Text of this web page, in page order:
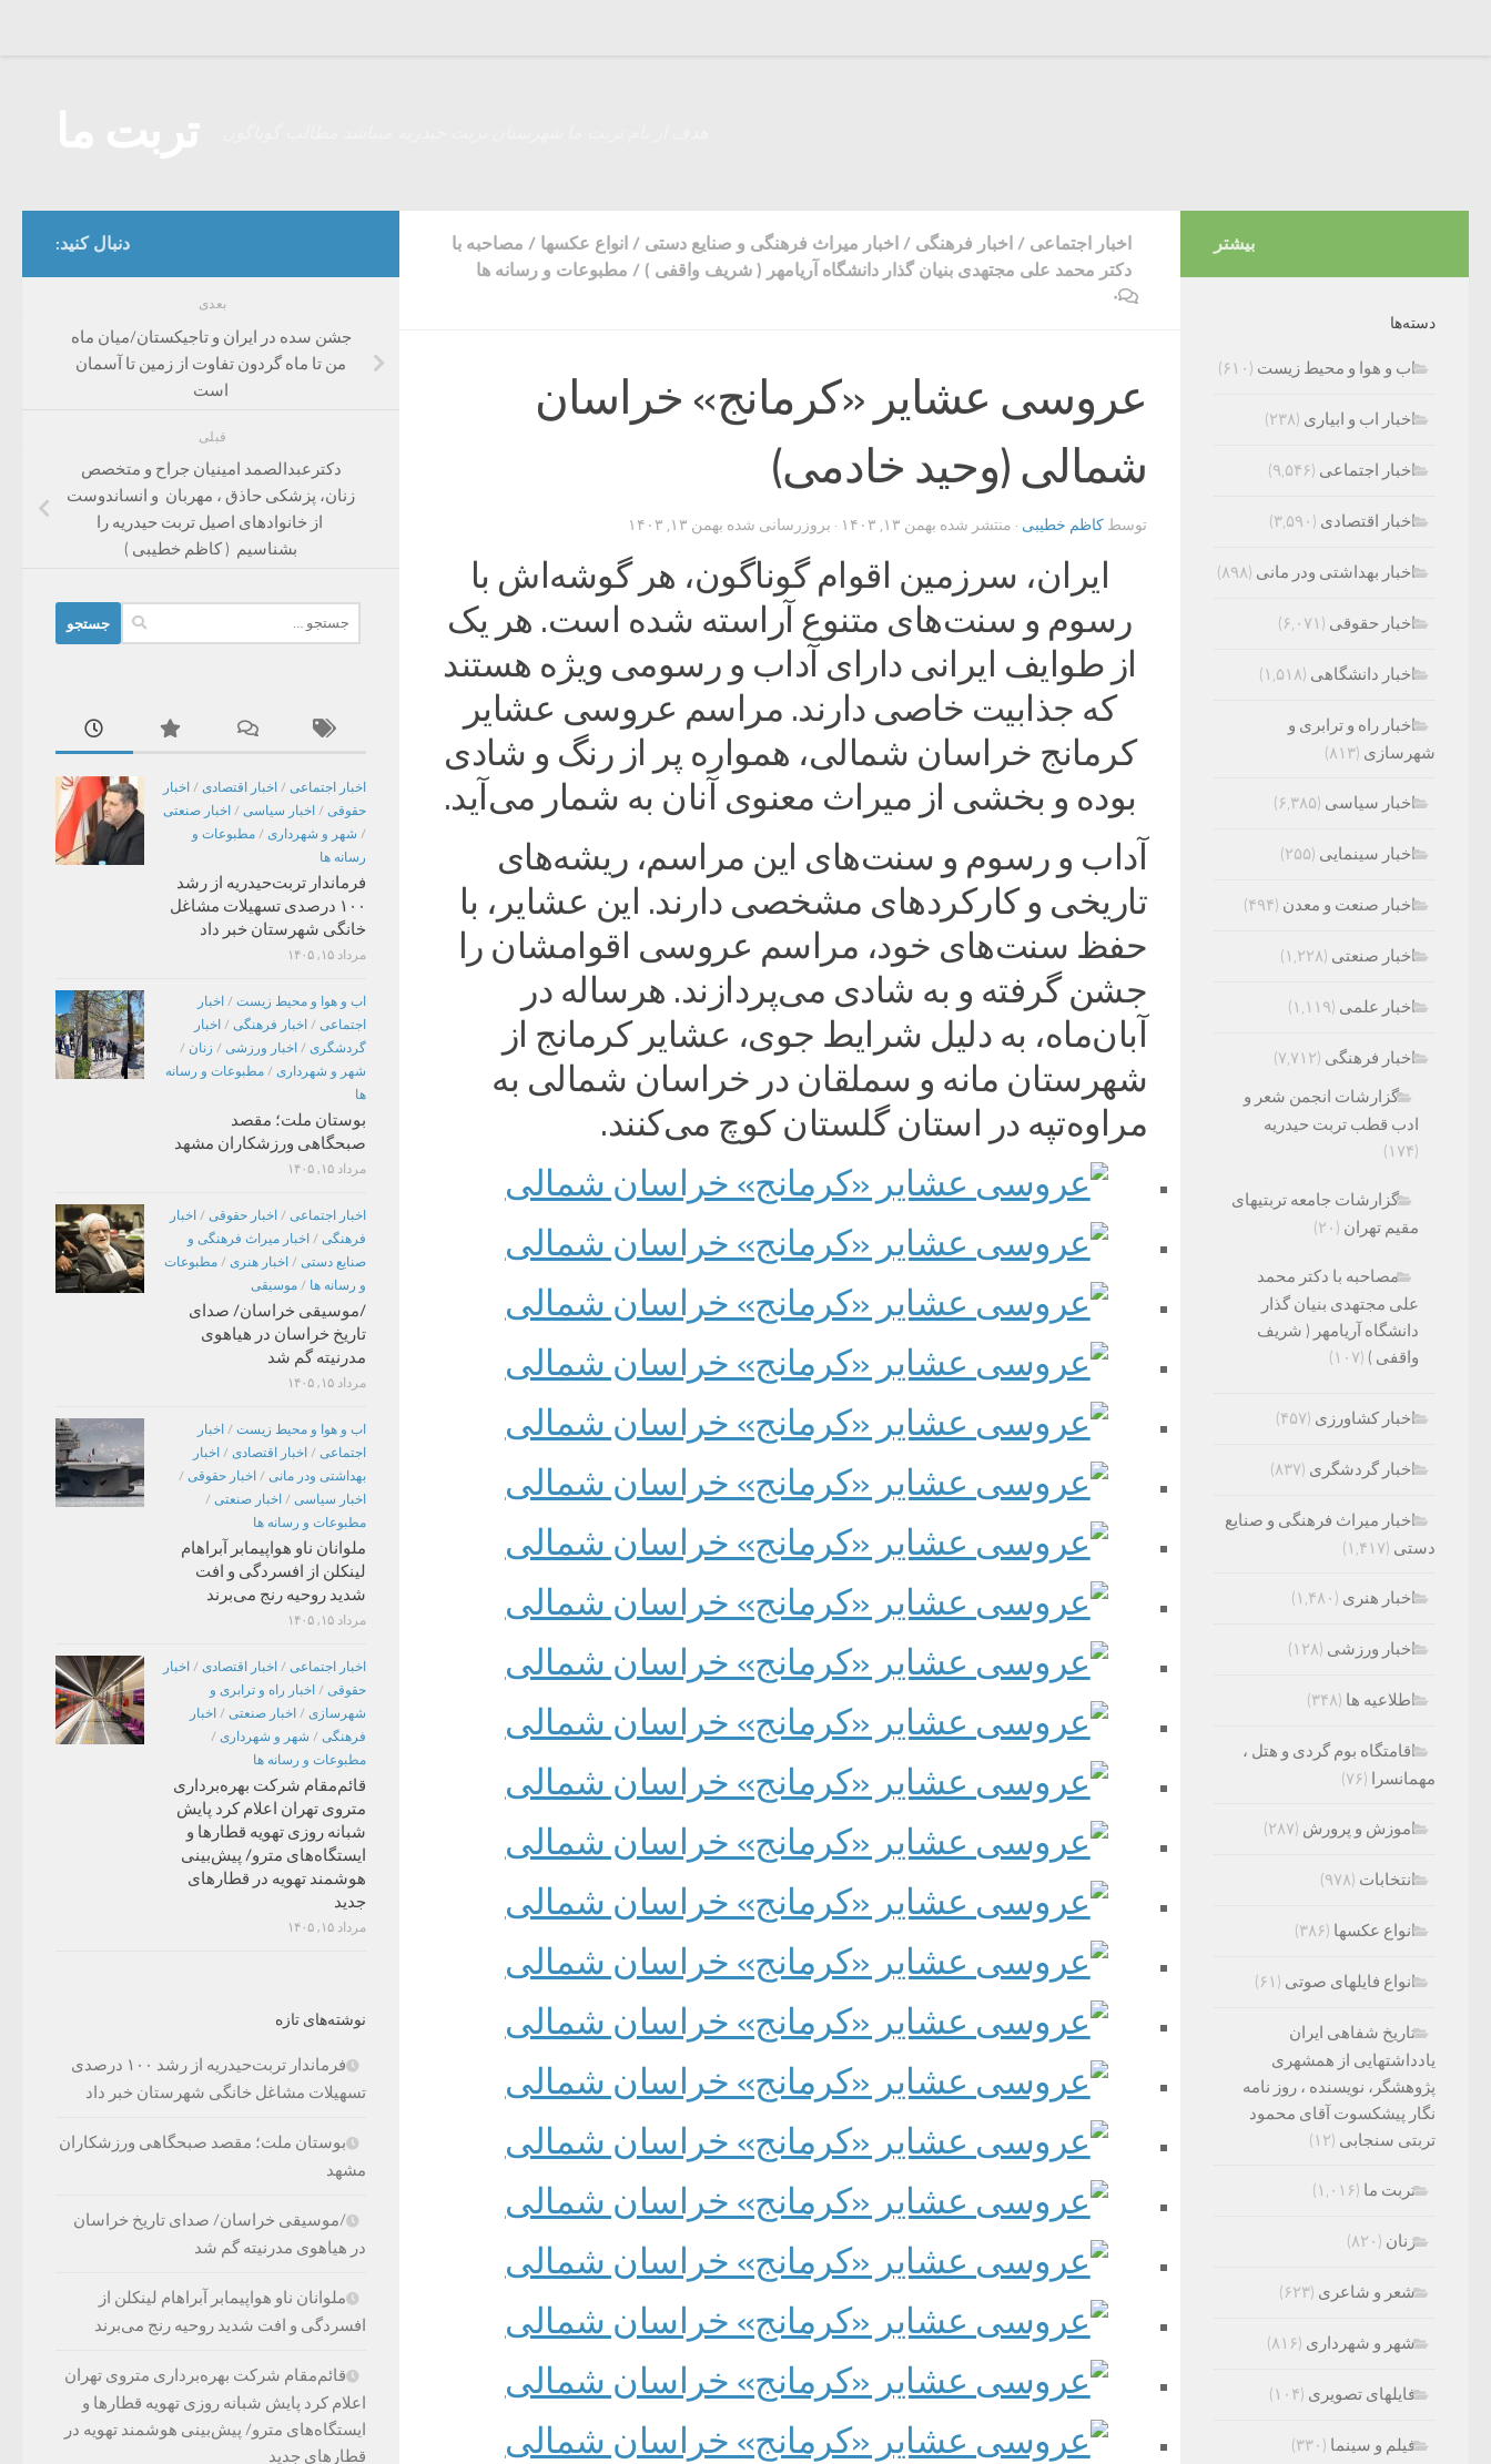
اخبار اجتماعی / اخبار فرهنگی / اخبار میراث فرهنگی و صنایع دستی / انواع عکسها / مصاحبه با
دکتر محمد علی مجتهدی بنیان گذار دانشگاه آریامهر ( شریف واقفی ) / مطبوعات و رسانه ها
۰
عروسی عشایر «کرمانج» خراسان
شمالی (وحید خادمی)
توسط کاظم خطیبی · منتشر شده بهمن ۱۳, ۱۴۰۳ · بروزرسانی شده بهمن ۱۳, ۱۴۰۳
ایران، سرزمین اقوام گوناگون، هر گوشه‌اش با
رسوم و سنت‌های متنوع آراسته شده است. هر یک
از طوایف ایرانی دارای آداب و رسومی ویژه هستند
که جذابیت خاصی دارند. مراسم عروسی عشایر
کرمانج خراسان شمالی، همواره پر از رنگ و شادی
بوده و بخشی از میراث معنوی آنان به شمار می‌آید.
آداب و رسوم و سنت‌های این مراسم، ریشه‌های
تاریخی و کارکردهای مشخصی دارند. این عشایر، با
حفظ سنت‌های خود، مراسم عروسی اقوامشان را
جشن گرفته و به شادی می‌پردازند. هرساله در
آبان‌ماه، به دلیل شرایط جوی، عشایر کرمانج از
شهرستان مانه و سملقان در خراسان شمالی به
مراوه‌تپه در استان گلستان کوچ می‌کنند.
دنبال کنید:
بعدی
جشن سده در ایران و تاجیکستان/میان ماه
من تا ماه گردون تفاوت از زمین تا آسمان
است
قبلی
دکترعبدالصمد امینیان جراح و متخصص
زنان، پزشکی حاذق ، مهربان و انساندوست
از خانوادهای اصیل تربت حیدریه را
بشناسیم ( کاظم خطیبی )
برای:
اخبار اجتماعی / اخبار اقتصادی / اخبار
حقوقی / اخبار سیاسی / اخبار صنعتی
/ شهر و شهرداری / مطبوعات و
رسانه ها
فرماندار تربت‌حیدریه از رشد
۱۰۰ درصدی تسهیلات مشاغل
خانگی شهرستان خبر داد
مرداد ۱۵, ۱۴۰۵
اب و هوا و محیط زیست / اخبار
اجتماعی / اخبار فرهنگی / اخبار
گردشگری / اخبار ورزشی / زنان /
شهر و شهرداری / مطبوعات و رسانه
ها
بوستان ملت؛ مقصد
صبحگاهی ورزشکاران مشهد
مرداد ۱۵, ۱۴۰۵
اخبار اجتماعی / اخبار حقوقی / اخبار
فرهنگی / اخبار میراث فرهنگی و
صنایع دستی / اخبار هنری / مطبوعات
و رسانه ها / موسیقی
/موسیقی خراسان/ صدای
تاریخ خراسان در هیاهوی
مدرنیته گم شد
مرداد ۱۵, ۱۴۰۵
اب و هوا و محیط زیست / اخبار
اجتماعی / اخبار اقتصادی / اخبار
بهداشتی ودر مانی / اخبار حقوقی /
اخبار سیاسی / اخبار صنعتی /
مطبوعات و رسانه ها
ملوانان ناو هواپیمابر آبراهام
لینکلن از افسردگی و افت
شدید روحیه رنج می‌برند
مرداد ۱۵, ۱۴۰۵
اخبار اجتماعی / اخبار اقتصادی / اخبار
حقوقی / اخبار راه و ترابری و
شهرسازی / اخبار صنعتی / اخبار
فرهنگی / شهر و شهرداری /
مطبوعات و رسانه ها
قائم‌مقام شرکت بهره‌برداری
متروی تهران اعلام کرد پایش
شبانه روزی تهویه قطارها و
ایستگاه‌های مترو/ پیش‌بینی
هوشمند تهویه در قطارهای
جدید
مرداد ۱۵, ۱۴۰۵
نوشته‌های تازه
فرماندار تربت‌حیدریه از رشد ۱۰۰ درصدی
تسهیلات مشاغل خانگی شهرستان خبر داد
بوستان ملت؛ مقصد صبحگاهی ورزشکاران
مشهد
/موسیقی خراسان/ صدای تاریخ خراسان
در هیاهوی مدرنیته گم شد
ملوانان ناو هواپیمابر آبراهام لینکلن از
افسردگی و افت شدید روحیه رنج می‌برند
قائم‌مقام شرکت بهره‌برداری متروی تهران
اعلام کرد پایش شبانه روزی تهویه قطارها و
ایستگاه‌های مترو/ پیش‌بینی هوشمند تهویه در
قطارهای جدید
بیشتر
دسته‌ها
اب و هوا و محیط زیست (۶۱۰)
اخبار اب و ابیاری (۲۳۸)
اخبار اجتماعی (۹,۵۴۶)
اخبار اقتصادی (۳,۵۹۰)
اخبار بهداشتی ودر مانی (۸۹۸)
اخبار حقوقی (۶,۰۷۱)
اخبار دانشگاهی (۱,۵۱۸)
اخبار راه و ترابری و
شهرسازی (۸۱۳)
اخبار سیاسی (۶,۳۸۵)
اخبار سینمایی (۲۵۵)
اخبار صنعت و معدن (۴۹۴)
اخبار صنعتی (۱,۲۲۸)
اخبار علمی (۱,۱۱۹)
اخبار فرهنگی (۷,۷۱۲)
گزارشات انجمن شعر و
ادب قطب تربت حیدریه
(۱۷۴)
گزارشات جامعه تربتیهای
مقیم تهران (۲۰)
مصاحبه با دکتر محمد
علی مجتهدی بنیان گذار
دانشگاه آریامهر ( شریف
واقفی ) (۱۰۷)
اخبار کشاورزی (۴۵۷)
اخبار گردشگری (۸۳۷)
اخبار میراث فرهنگی و صنایع
دستی (۱,۴۱۷)
اخبار هنری (۱,۴۸۰)
اخبار ورزشی (۱۲۸)
اطلاعیه ها (۳۴۸)
اقامتگاه بوم گردی و هتل ،
مهمانسرا (۷۶)
اموزش و پرورش (۲۸۷)
انتخابات (۹۷۸)
انواع عکسها (۳۸۶)
انواع فایلهای صوتی (۶۱)
تاریخ شفاهی ایران
یادداشتهایی از همشهری
پژوهشگر، نویسنده ، روز نامه
نگار پیشکسوت آقای محمود
تربتی سنجابی (۱۲)
تربت ما (۱,۰۱۶)
زنان (۸۲۰)
شعر و شاعری (۶۲۳)
شهر و شهرداری (۸۱۶)
فایلهای تصویری (۱۰۴)
فیلم و سینما (۳۳۰)